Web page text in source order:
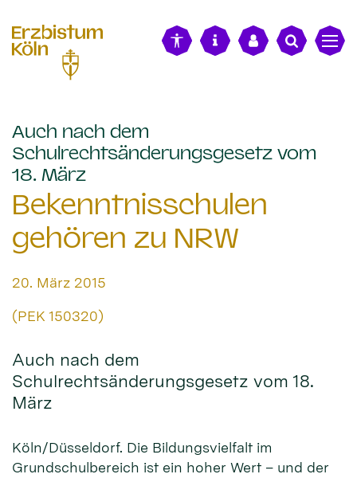
Auch nach dem
Schulrechtsänderungsgesetz vom
18. März
Bekenntnisschulen
gehören zu NRW
Datum:
20. März 2015
Von:
(PEK 150320)
Auch nach dem
Schulrechtsänderungsgesetz vom 18.
März
Köln/Düsseldorf. Die Bildungsvielfalt im
Grundschulbereich ist ein hoher Wert – und der